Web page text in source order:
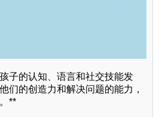
子的认知、语言和社交技能发
们的创造力和解决问题的能力，
**